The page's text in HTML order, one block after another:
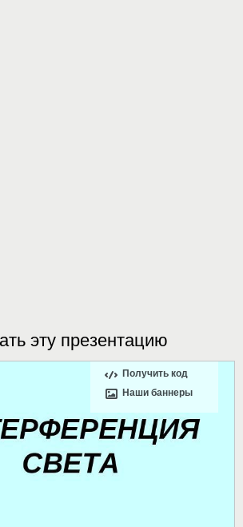
эту презентацию
Получить код
Наши баннеры